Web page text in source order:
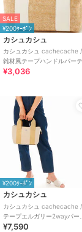
SALE
¥200ｸｰﾎﾟﾝ
カシュカシュ
カシュカシュ cachecache /
雑材風テープハンドルパーテ
ーショントート
¥3,036
¥200ｸｰﾎﾟﾝ
カシュカシュ
カシュカシュ cachecache /
テープエルガリー2wayパーテ
ーショントート
¥7,590